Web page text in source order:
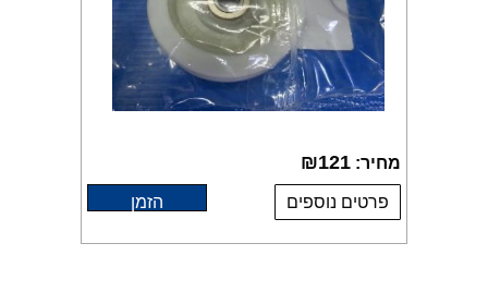
מחיר: ₪121
פרטים נוספים הזמן